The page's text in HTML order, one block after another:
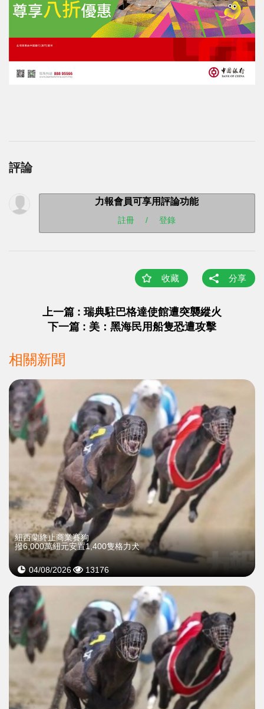
評論
力報會員可享用評論功能
註冊 / 登錄
收藏 分享
上一篇 : 瑞典駐巴格達使館遭突襲縱火
下一篇 : 美：黑海民用船隻恐遭攻擊
相關新聞
紐西蘭終止商業賽狗
撥6,000萬紐元安置1,400隻格力犬
04/08/2026 13176